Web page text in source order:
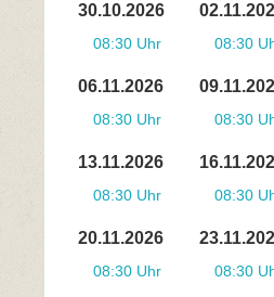
30.10.2026
08:30 Uhr 08:30
06.11.2026
08:30 Uhr 08:30
13.11.2026
08:30 Uhr 08:30
20.11.2026
08:30 Uhr 08:30